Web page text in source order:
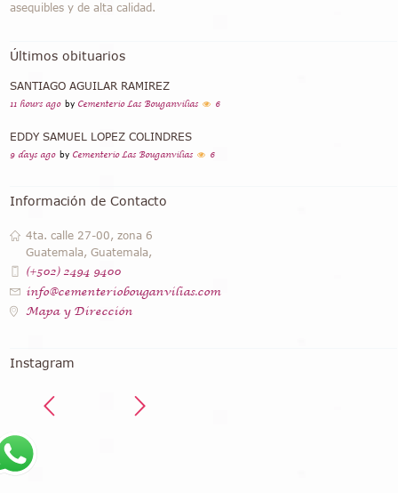
asequibles y de alta calidad.
Últimos obituarios
SANTIAGO AGUILAR RAMIREZ
11 hours ago by Cementerio Las Bouganvilias 6
EDDY SAMUEL LOPEZ COLINDRES
9 days ago by Cementerio Las Bouganvilias 6
Información de Contacto
4ta. calle 27-00, zona 6
Guatemala, Guatemala,
(+502) 2494 9400
info@cementeriobouganvilias.com
Mapa y Dirección
Instagram